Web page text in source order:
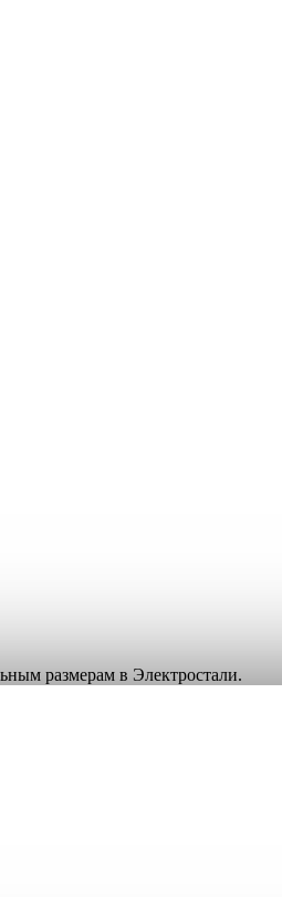
размерам в Электростали.